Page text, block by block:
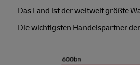
Das Land ist der weltweit größte
Die wichtigsten Handelspartner